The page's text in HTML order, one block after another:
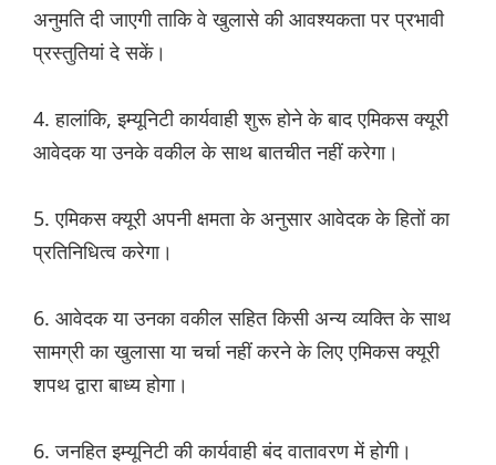
अनुमति दी जाएगी ताकि वे खुलासे की आवश्यकता पर प्रभावी
प्रस्तुतियां दे सकें।
4. हालांकि, इम्यूनिटी कार्यवाही शुरू होने के बाद एमिकस क्यूरी
आवेदक या उनके वकील के साथ बातचीत नहीं करेगा।
5. एमिकस क्यूरी अपनी क्षमता के अनुसार आवेदक के हितों का
प्रतिनिधित्व करेगा।
6. आवेदक या उनका वकील सहित किसी अन्य व्यक्ति के साथ
सामग्री का खुलासा या चर्चा नहीं करने के लिए एमिकस क्यूरी
शपथ द्वारा बाध्य होगा।
6. जनहित इम्यूनिटी की कार्यवाही बंद वातावरण में होगी।